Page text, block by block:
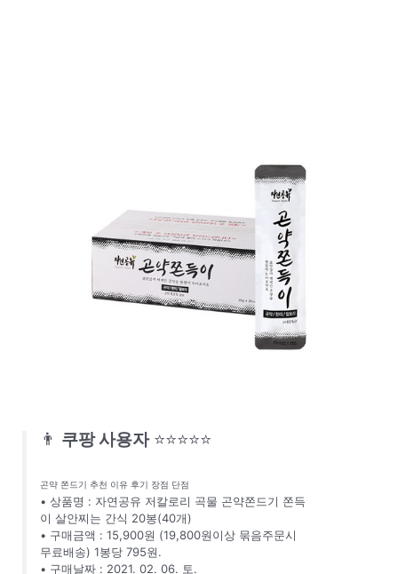
👨 쿠팡 사용자 ⭐⭐⭐⭐⭐
곤약 쫀드기 추천 이유 후기 장점 단점
• 상품명 : 자연공유 저칼로리 곡물 곤약쫀드기 쫀득
이 살안찌는 간식 20봉(40개)
• 구매금액 : 15,900원 (19,800원이상 묶음주문시
무료배송) 1봉당 795원.
• 구매날짜 : 2021. 02. 06. 토.